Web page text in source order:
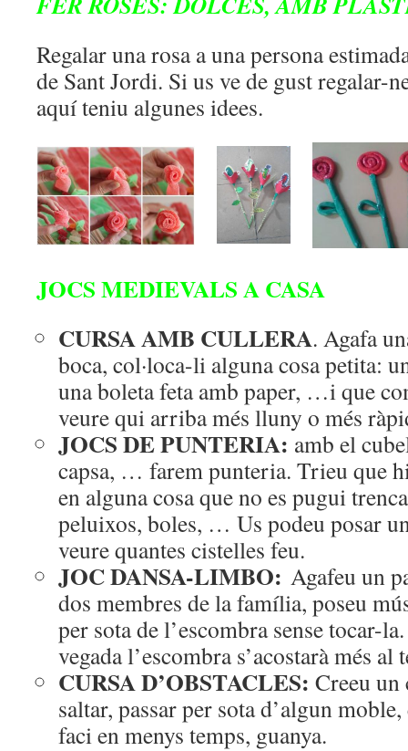
Regalar una rosa a una persona
de Sant Jordi. Si us ve de gust regalar-
aquí teniu algunes idees.
JOCS MEDIEVALS A CASA
CURSA AMB CULLERA. Agafa
boca, col·loca-li alguna cosa petita:
una boleta feta amb paper, …i que
veure qui arriba més lluny o més
JOCS DE PUNTERIA: amb el
capsa, … farem punteria. Trieu que
en alguna cosa que no es pugui
peluixos, boles, … Us podeu posar
veure quantes cistelles feu.
JOC DANSA-LIMBO: Agafeu un
dos membres de la família, poseu
per sota de l’escombra sense tocar-
vegada l’escombra s’acostarà més
CURSA D’OBSTACLES: Creeu
saltar, passar per sota d’algun
faci en menys temps, guanya.